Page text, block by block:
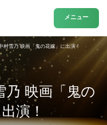
メニュー
乃 映画「鬼の
演！
村雪乃 映画「鬼の花嫁」に出演！